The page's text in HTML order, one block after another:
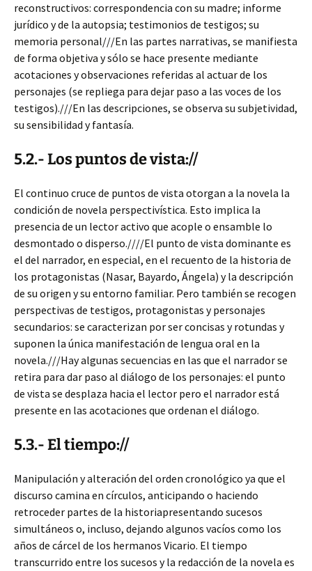
reconstructivos: correspondencia con su madre; informe
jurídico y de la autopsia; testimonios de testigos; su
memoria personal///En las partes narrativas, se manifiesta
de forma objetiva y sólo se hace presente mediante
acotaciones y observaciones referidas al actuar de los
personajes (se repliega para dejar paso a las voces de los
testigos).///En las descripciones, se observa su subjetividad,
su sensibilidad y fantasía.
5.2.- Los puntos de vista://
El continuo cruce de puntos de vista otorgan a la novela la
condición de novela perspectivística. Esto implica la
presencia de un lector activo que acople o ensamble lo
desmontado o disperso.////El punto de vista dominante es
el del narrador, en especial, en el recuento de la historia de
los protagonistas (Nasar, Bayardo, Ángela) y la descripción
de su origen y su entorno familiar. Pero también se recogen
perspectivas de testigos, protagonistas y personajes
secundarios: se caracterizan por ser concisas y rotundas y
suponen la única manifestación de lengua oral en la
novela.///Hay algunas secuencias en las que el narrador se
retira para dar paso al diálogo de los personajes: el punto
de vista se desplaza hacia el lector pero el narrador está
presente en las acotaciones que ordenan el diálogo.
5.3.- El tiempo://
Manipulación y alteración del orden cronológico ya que el
discurso camina en círculos, anticipando o haciendo
retroceder partes de la historiapresentando sucesos
simultáneos o, incluso, dejando algunos vacíos como los
años de cárcel de los hermanos Vicario. El tiempo
transcurrido entre los sucesos y la redacción de la novela es